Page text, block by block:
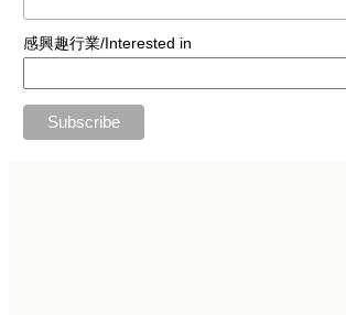
感興趣行業/Interested in